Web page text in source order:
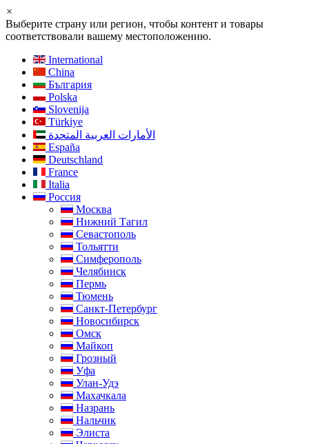
×
Выберите страну или регион, чтобы контент и товары
соответствовали вашему местоположению.
International
China
България
Polska
Slovenija
Türkiye
الأمارات العربية المتحدة
España
Deutschland
France
Italia
Россия
Москва
Нижний Тагил
Севастополь
Тольятти
Симферополь
Челябинск
Пермь
Тюмень
Санкт-Петербург
Новосибирск
Омск
Майкоп
Грозный
Уфа
Улан-Удэ
Махачкала
Назрань
Нальчик
Элиста